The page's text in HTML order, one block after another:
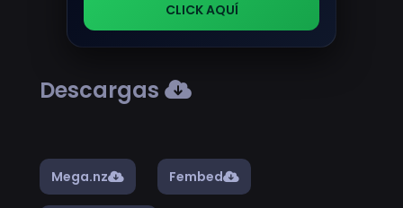
CLICK AQUÍ
Descargas
Mega.nz Fembed